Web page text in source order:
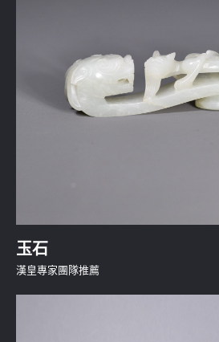
玉石
漢皇專家團隊推薦